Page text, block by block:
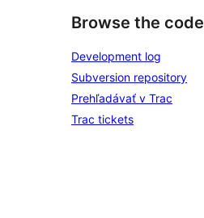
Browse the code
Development log
Subversion repository
Prehľadávať v Trac
Trac tickets